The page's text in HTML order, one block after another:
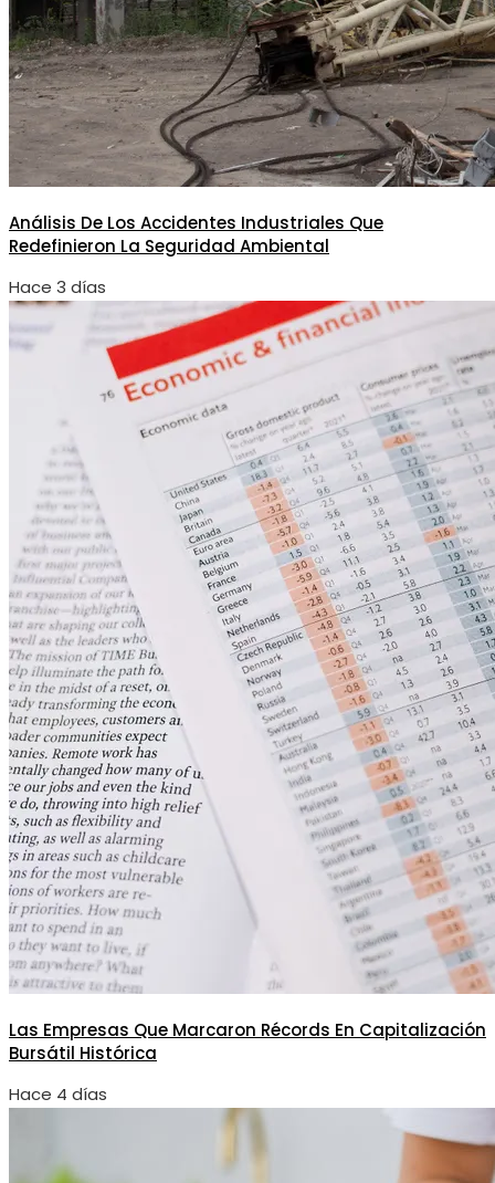
Análisis De Los Accidentes Industriales Que
Redefinieron La Seguridad Ambiental
Hace 3 días
Las Empresas Que Marcaron Récords En Capitalización
Bursátil Histórica
Hace 4 días